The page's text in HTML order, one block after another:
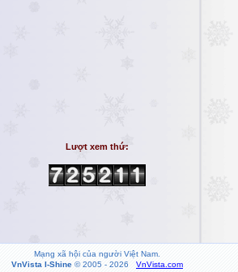
Lượt xem thứ:
Mạng xã hội của người Việt Nam.
VnVista I-Shine © 2005 - 2026 VnVista.com